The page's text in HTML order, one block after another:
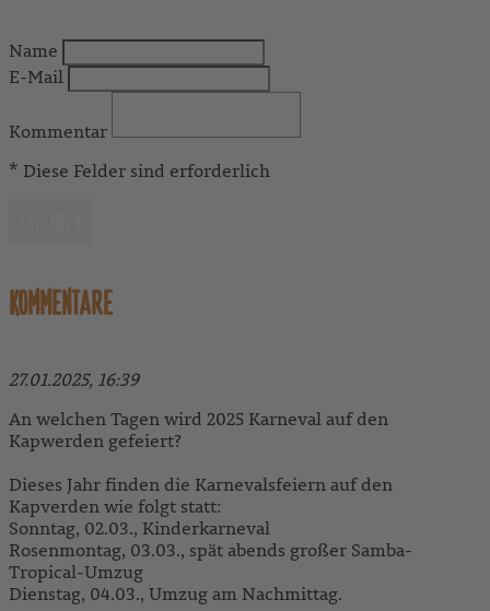
Name
E-Mail
Kommentar
* Diese Felder sind erforderlich
KOMMENTARE
27.01.2025, 16:39
An welchen Tagen wird 2025 Karneval auf den
Kapwerden gefeiert?
Dieses Jahr finden die Karnevalsfeiern auf den
Kapverden wie folgt statt:
Sonntag, 02.03., Kinderkarneval
Rosenmontag, 03.03., spät abends großer Samba-
Tropical-Umzug
Dienstag, 04.03., Umzug am Nachmittag.